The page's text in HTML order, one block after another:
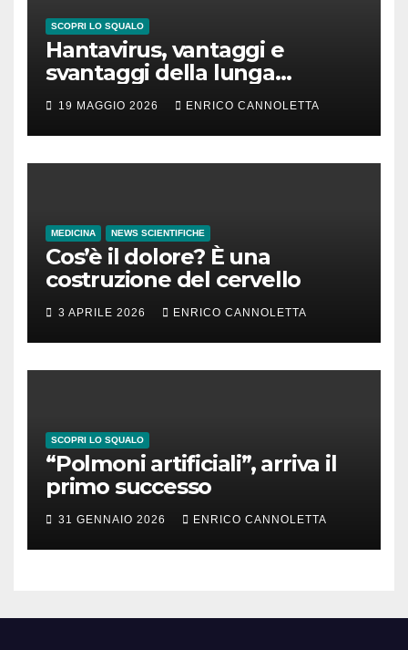
SCOPRI LO SQUALO
Hantavirus, vantaggi e
svantaggi della lunga
incubazione
19 MAGGIO 2026 ENRICO CANNOLETTA
MEDICINA NEWS SCIENTIFICHE
Cos’è il dolore? È una
costruzione del cervello
3 APRILE 2026 ENRICO CANNOLETTA
SCOPRI LO SQUALO
“Polmoni artificiali”, arriva il
primo successo
31 GENNAIO 2026 ENRICO CANNOLETTA